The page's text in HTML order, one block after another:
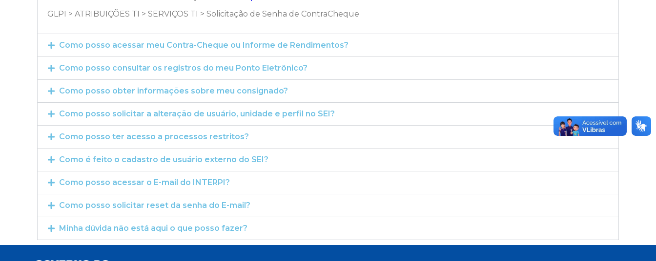
GLPI > ATRIBUIÇÕES TI > SERVIÇOS TI > Solicitação de Senha de ContraCheque
Como posso acessar meu Contra-Cheque ou Informe de Rendimentos?
Como posso consultar os registros do meu Ponto Eletrônico?
Como posso obter informações sobre meu consignado?
Como posso solicitar a alteração de usuário, unidade e perfil no SEI?
Como posso ter acesso a processos restritos?
Como é feito o cadastro de usuário externo do SEI?
Como posso acessar o E-mail do INTERPI?
Como posso solicitar reset da senha do E-mail?
Minha dúvida não está aqui o que posso fazer?